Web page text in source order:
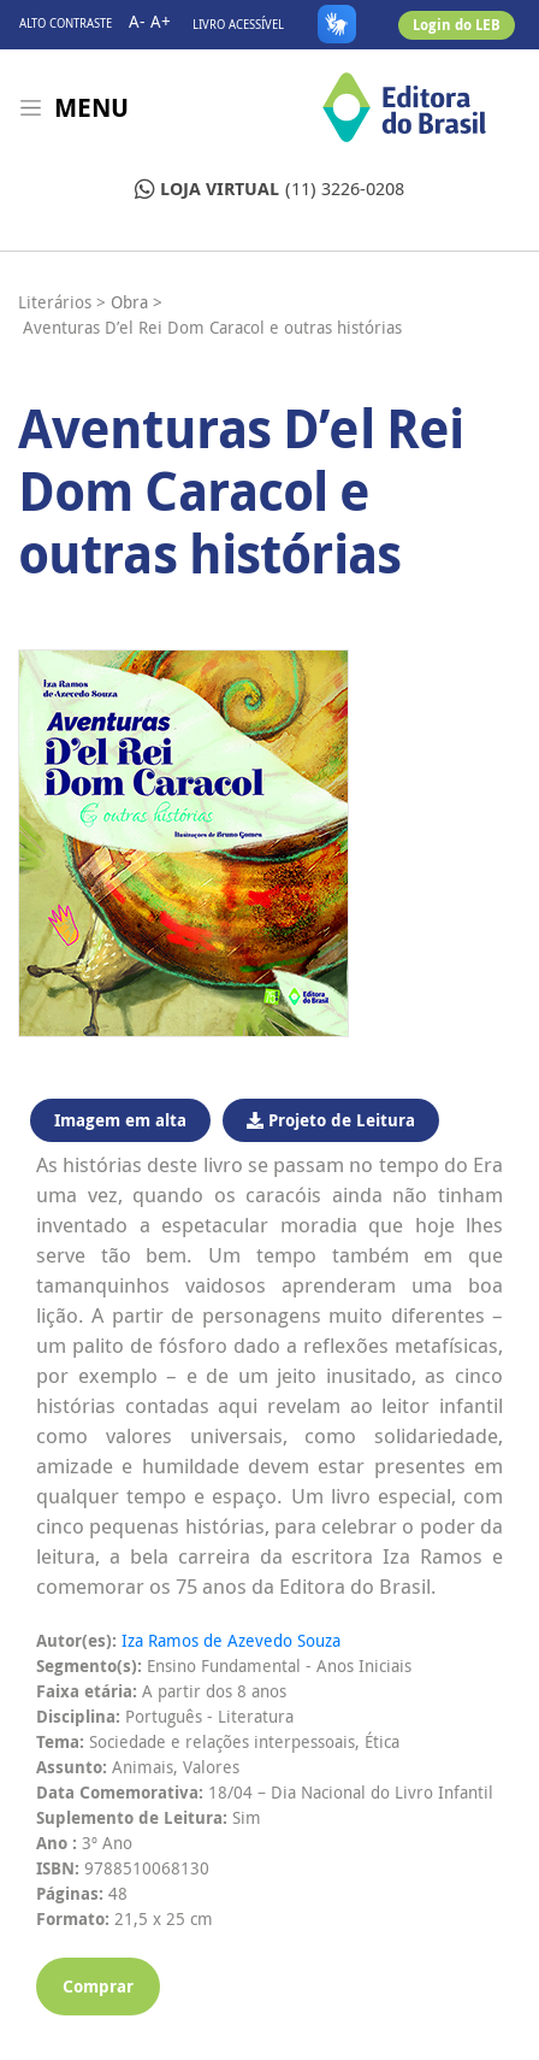
ALTO CONTRASTE A- A+ LIVRO ACESSÍVEL Login do LEB
MENU
LOJA VIRTUAL (11) 3226-0208
Literários > Obra >
Aventuras D’el Rei Dom Caracol e outras histórias
Aventuras D’el Rei
Dom Caracol e
outras histórias
Imagem em alta Projeto de Leitura
As histórias deste livro se passam no tempo do Era
uma vez, quando os caracóis ainda não tinham
inventado a espetacular moradia que hoje lhes
serve tão bem. Um tempo também em que
tamanquinhos vaidosos aprenderam uma boa
lição. A partir de personagens muito diferentes –
um palito de fósforo dado a reflexões metafísicas,
por exemplo – e de um jeito inusitado, as cinco
histórias contadas aqui revelam ao leitor infantil
como valores universais, como solidariedade,
amizade e humildade devem estar presentes em
qualquer tempo e espaço. Um livro especial, com
cinco pequenas histórias, para celebrar o poder da
leitura, a bela carreira da escritora Iza Ramos e
comemorar os 75 anos da Editora do Brasil.
Autor(es): Iza Ramos de Azevedo Souza
Segmento(s): Ensino Fundamental - Anos Iniciais
Faixa etária: A partir dos 8 anos
Disciplina: Português - Literatura
Tema: Sociedade e relações interpessoais, Ética
Assunto: Animais, Valores
Data Comemorativa: 18/04 – Dia Nacional do Livro Infantil
Suplemento de Leitura: Sim
Ano : 3º Ano
ISBN: 9788510068130
Páginas: 48
Formato: 21,5 x 25 cm
Comprar